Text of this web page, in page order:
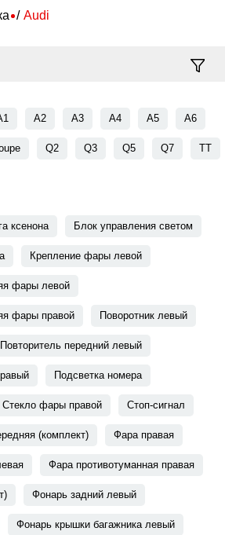
Audi
A2 A3 A4 A5 A6
Q2 Q3 Q5 Q7 TT
ксенона Блок управления светом
Крепление фары левой
фары левой
фары правой Поворотник левый
Повторитель передний левый
Подсветка номера
Стекло фары правой Стоп-сигнал
(комплект) Фара правая
Фара противотуманная правая
Фонарь задний левый
Фонарь крышки багажника левый